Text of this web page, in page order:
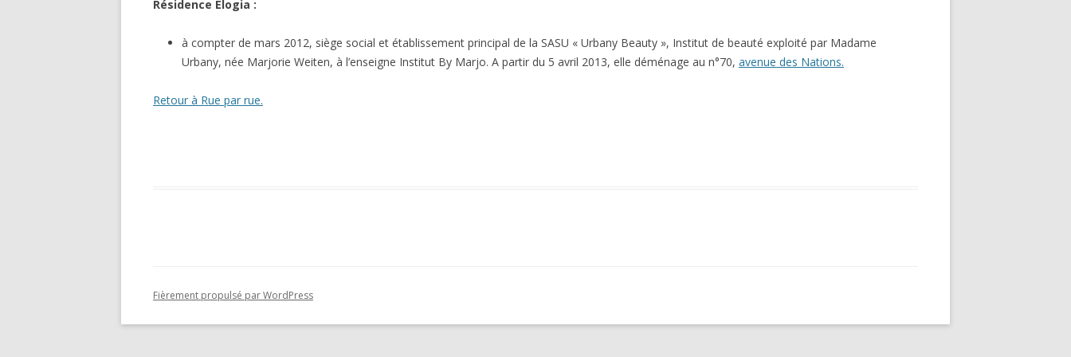
Résidence Elogia :
à compter de mars 2012, siège social et établissement principal de la SASU « Urbany Beauty », Institut de beauté exploité par Madame
Urbany, née Marjorie Weiten, à l’enseigne Institut By Marjo. A partir du 5 avril 2013, elle déménage au n°70, avenue des Nations.
Retour à Rue par rue.
Fièrement propulsé par WordPress